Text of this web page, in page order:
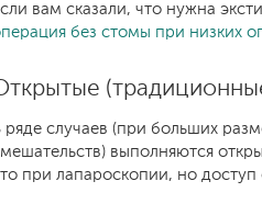
вам сказали, что нужна
без стомы при низких
ряде случаев (при больших
выполняются
при лапароскопии, но